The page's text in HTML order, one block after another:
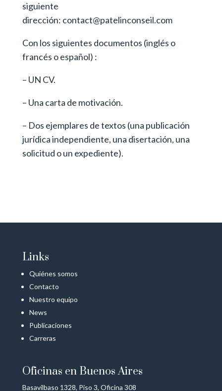
siguiente
dirección: contact@patelinconseil.com
Con los siguientes documentos (inglés o
francés o español) :
– UN CV.
– Una carta de motivación.
– Dos ejemplares de textos (una publicación
jurídica independiente, una disertación, una
solicitud o un expediente).
Links
Quiénes somos
Contacto
Nuestro equipo
News
Publicaciones
Carreras
Oficinas en Buenos Aires
Basavilbaso 1328, Piso 3, Oficina 308